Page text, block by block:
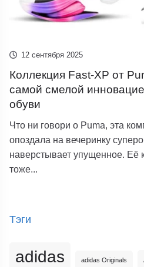
12 сентября 2025
Коллекция Fast-XP от
самой смелой
обуви
Что ни говори о Puma, эта
опоздала на вечеринку
наверстывает упущенное. Её
тоже...
Тэги
adidas adidas Originals